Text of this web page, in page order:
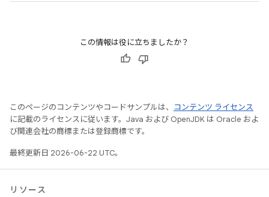
この情報は役に立ちましたか？
このページのコンテンツやコードサンプルは、
コンテンツ ライセンス
に記載のライセンスに従います。Java および OpenJDK は Oracle およ
び関連会社の商標または登録商標です。
最終更新日 2026-06-22 UTC。
リソース